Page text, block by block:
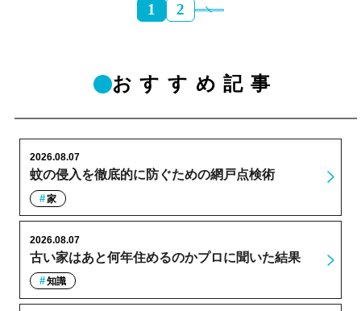
1 2
おすすめ記事
蚊の侵入を徹底的に防ぐための網戸点検術
2026.08.07
家
古い家はあと何年住めるのかプロに聞いた結果
2026.08.07
知識